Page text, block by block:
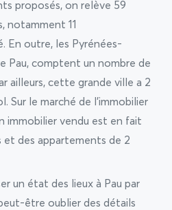
proposés, on relève 59
notamment 11
En outre, les Pyrénées-
Pau, comptent un nombre de
ailleurs, cette grande ville a 2
Sur le marché de l’immobilier
immobilier vendu est en fait
et des appartements de 2
un état des lieux à Pau par
être oublier des détails